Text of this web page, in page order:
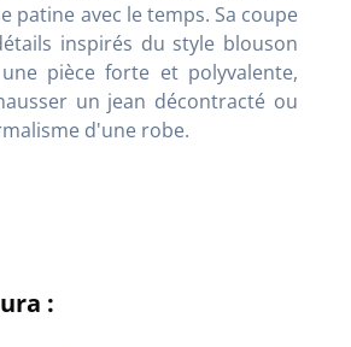
patine avec le temps. Sa coupe
inspirés du style blouson
pièce forte et polyvalente,
un jean décontracté ou
d'une robe.
: